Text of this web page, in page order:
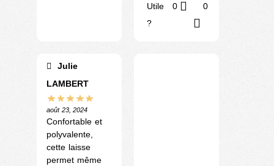
Utile
?
0 0
Julie
LAMBERT
août 23, 2024
Confortable et
polyvalente,
cette laisse
permet même